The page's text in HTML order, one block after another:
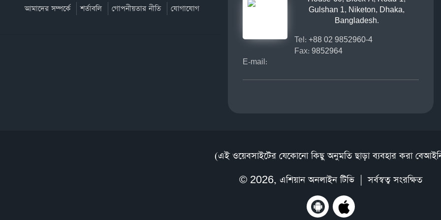
আমাদের সম্পর্কে শর্তাবলি গোপনীয়তার নীতি যোগাযোগ
Gulshan 1, Niketon, Dhaka,
Bangladesh.
Tel: +88 02 9852960-4
Fax: 9852964
E-mail:
(এই ওয়েবসাইটের যেকোনো কিছু অনুমতি ছাড়া ব্যবহার করা
© 2026, এশিয়ান অনলাইন টিভি| সর্বস্বত্ব সংরক্ষিত